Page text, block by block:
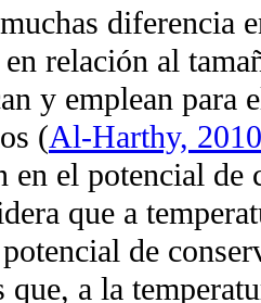
diferencia
en relación al
y emplean para
(Al-Harthy, 2010
en el potencial
que a
de
que, a la